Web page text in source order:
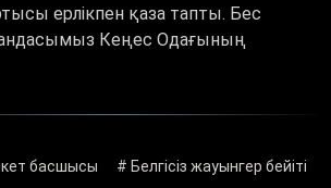
ерлікпен қаза тапты. Бес
Кеңес Одағының
басшысы
# Белгісіз жауынгер бейіті